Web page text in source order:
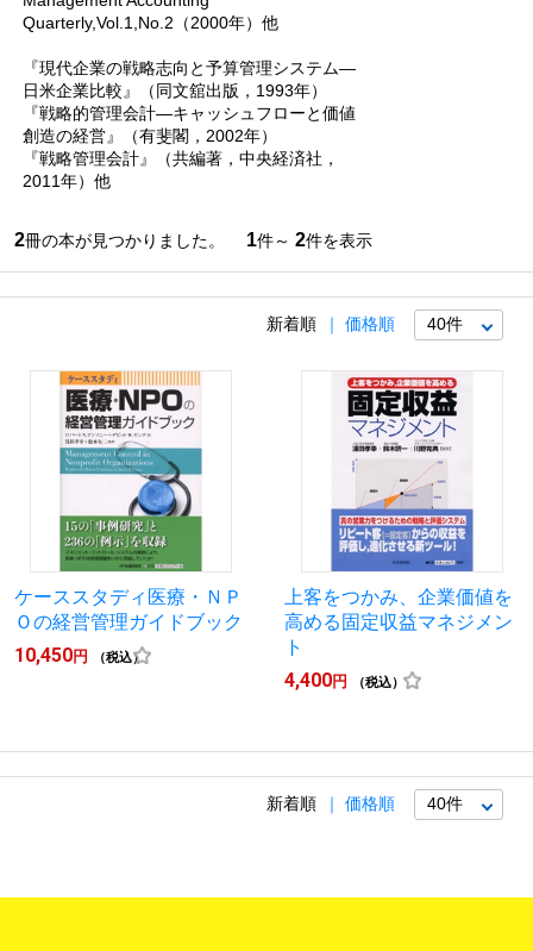
Quarterly,Vol.1,No.2（2000年）他
『現代企業の戦略志向と予算管理システム―
日米企業比較』（同文舘出版，1993年）
『戦略的管理会計―キャッシュフローと価値
創造の経営』（有斐閣，2002年）
『戦略管理会計』（共編著，中央経済社，
2011年）他
2冊の本が見つかりました。 1件～ 2件を表示
新着順 価格順
ケーススタディ医療・ＮＰ
Ｏの経営管理ガイドブック
10,450円 （税込）
上客をつかみ、企業価値を
高める固定収益マネジメン
ト
4,400円 （税込）
新着順 価格順